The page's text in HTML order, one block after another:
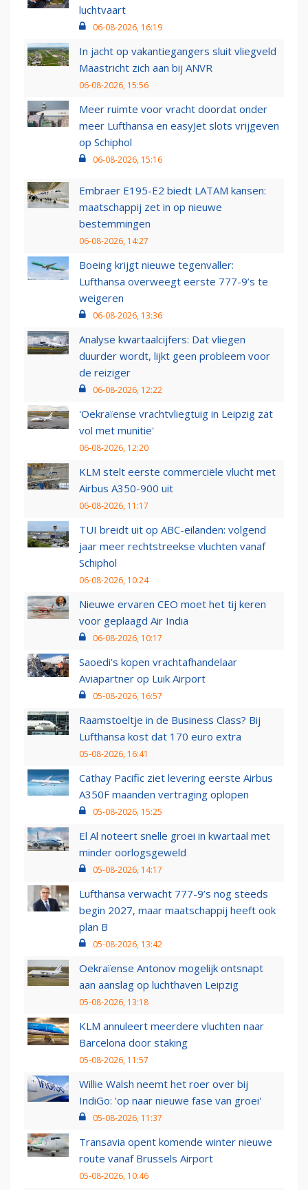
luchtvaart
06-08-2026, 16:19
In jacht op vakantiegangers sluit vliegveld
Maastricht zich aan bij ANVR
06-08-2026, 15:56
Meer ruimte voor vracht doordat onder
meer Lufthansa en easyJet slots vrijgeven
op Schiphol
06-08-2026, 15:16
Embraer E195-E2 biedt LATAM kansen:
maatschappij zet in op nieuwe
bestemmingen
06-08-2026, 14:27
Boeing krijgt nieuwe tegenvaller:
Lufthansa overweegt eerste 777-9’s te
weigeren
06-08-2026, 13:36
Analyse kwartaalcijfers: Dat vliegen
duurder wordt, lijkt geen probleem voor
de reiziger
06-08-2026, 12:22
'Oekraïense vrachtvliegtuig in Leipzig zat
vol met munitie'
06-08-2026, 12:20
KLM stelt eerste commerciële vlucht met
Airbus A350-900 uit
06-08-2026, 11:17
TUI breidt uit op ABC-eilanden: volgend
jaar meer rechtstreekse vluchten vanaf
Schiphol
06-08-2026, 10:24
Nieuwe ervaren CEO moet het tij keren
voor geplaagd Air India
06-08-2026, 10:17
Saoedi’s kopen vrachtafhandelaar
Aviapartner op Luik Airport
05-08-2026, 16:57
Raamstoeltje in de Business Class? Bij
Lufthansa kost dat 170 euro extra
05-08-2026, 16:41
Cathay Pacific ziet levering eerste Airbus
A350F maanden vertraging oplopen
05-08-2026, 15:25
El Al noteert snelle groei in kwartaal met
minder oorlogsgeweld
05-08-2026, 14:17
Lufthansa verwacht 777-9’s nog steeds
begin 2027, maar maatschappij heeft ook
plan B
05-08-2026, 13:42
Oekraïense Antonov mogelijk ontsnapt
aan aanslag op luchthaven Leipzig
05-08-2026, 13:18
KLM annuleert meerdere vluchten naar
Barcelona door staking
05-08-2026, 11:57
Willie Walsh neemt het roer over bij
IndiGo: 'op naar nieuwe fase van groei'
05-08-2026, 11:37
Transavia opent komende winter nieuwe
route vanaf Brussels Airport
05-08-2026, 10:46